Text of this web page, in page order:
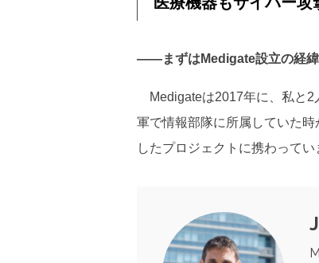
――まずはMedigate設立の経緯
Medigateは2017年に、私と2
軍で情報部隊に所属していた
したプロジェクトに携わってい